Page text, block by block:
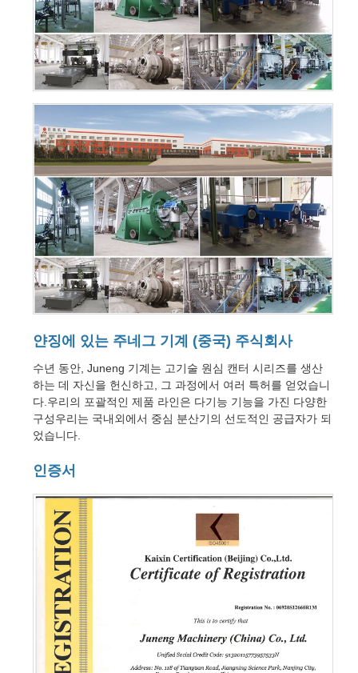
얀징에 있는 주네그 기계 (중국) 주식회사
수년 동안, Juneng 기계는 고기술 원심 캔터 시리즈를 생산
하는 데 자신을 헌신하고, 그 과정에서 여러 특허를 얻었습니
다.우리의 포괄적인 제품 라인은 다기능 기능을 가진 다양한
구성우리는 국내외에서 중심 분산기의 선도적인 공급자가 되
었습니다.
인증서